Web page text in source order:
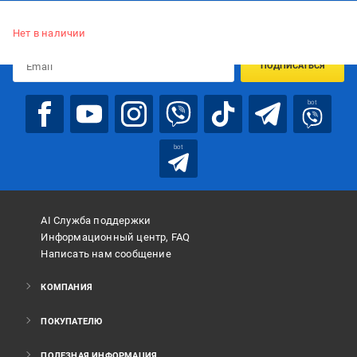
Нет в наличии
ПОДПИСАТЬСЯ
bot
bot
AI Служба поддержки
Информационный центр, FAQ
Написать нам сообщение
КОМПАНИЯ
ПОКУПАТЕЛЮ